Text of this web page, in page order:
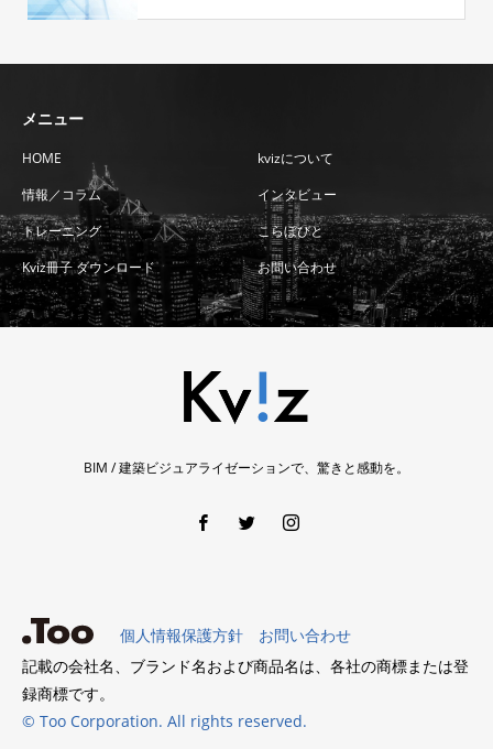
メニュー
HOME
kvizについて
情報／コラム
インタビュー
トレーニング
こらぼびと
Kviz冊子 ダウンロード
お問い合わせ
BIM / 建築ビジュアライゼーションで、驚きと感動を。
個人情報保護方針
お問い合わせ
記載の会社名、ブランド名および商品名は、各社の商標または登
録商標です。
© Too Corporation. All rights reserved.